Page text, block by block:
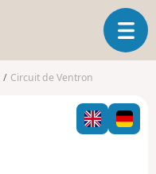
O
u
i
r
l
Circuit de Ventron